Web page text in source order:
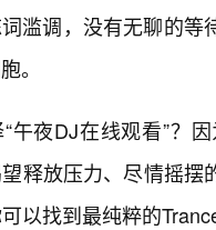
滥调，没有无聊的等
。
午夜DJ在线观看”？
释放压力、尽情摇
以找到最纯粹的